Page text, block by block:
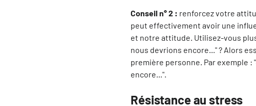
Conseil n° 2 : renforcez votre
peut effectivement avoir une
et notre attitude. Utilisez-vous
nous devrions encore..." ? Alors
première personne. Par exemple :
encore...".
Résistance au stress